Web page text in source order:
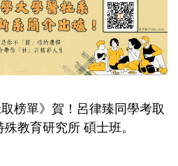
取榜單》賀！呂律臻同學考取
教育研究所 碩士班。